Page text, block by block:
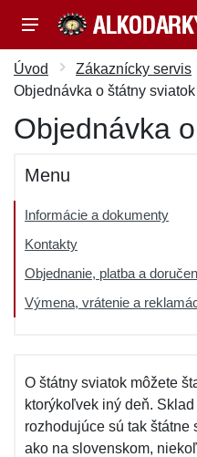
Úvod
Zákaznícky servis
Objednávka o štátny sviatok
Objednávka
Menu
Informácie a dokumenty
Kontakty
Objednanie, platba a
Výmena, vrátenie a
O štátny sviatok môžete
ktorýkoľvek iný deň.
rozhodujúce sú tak štátne
ako na slovenskom,